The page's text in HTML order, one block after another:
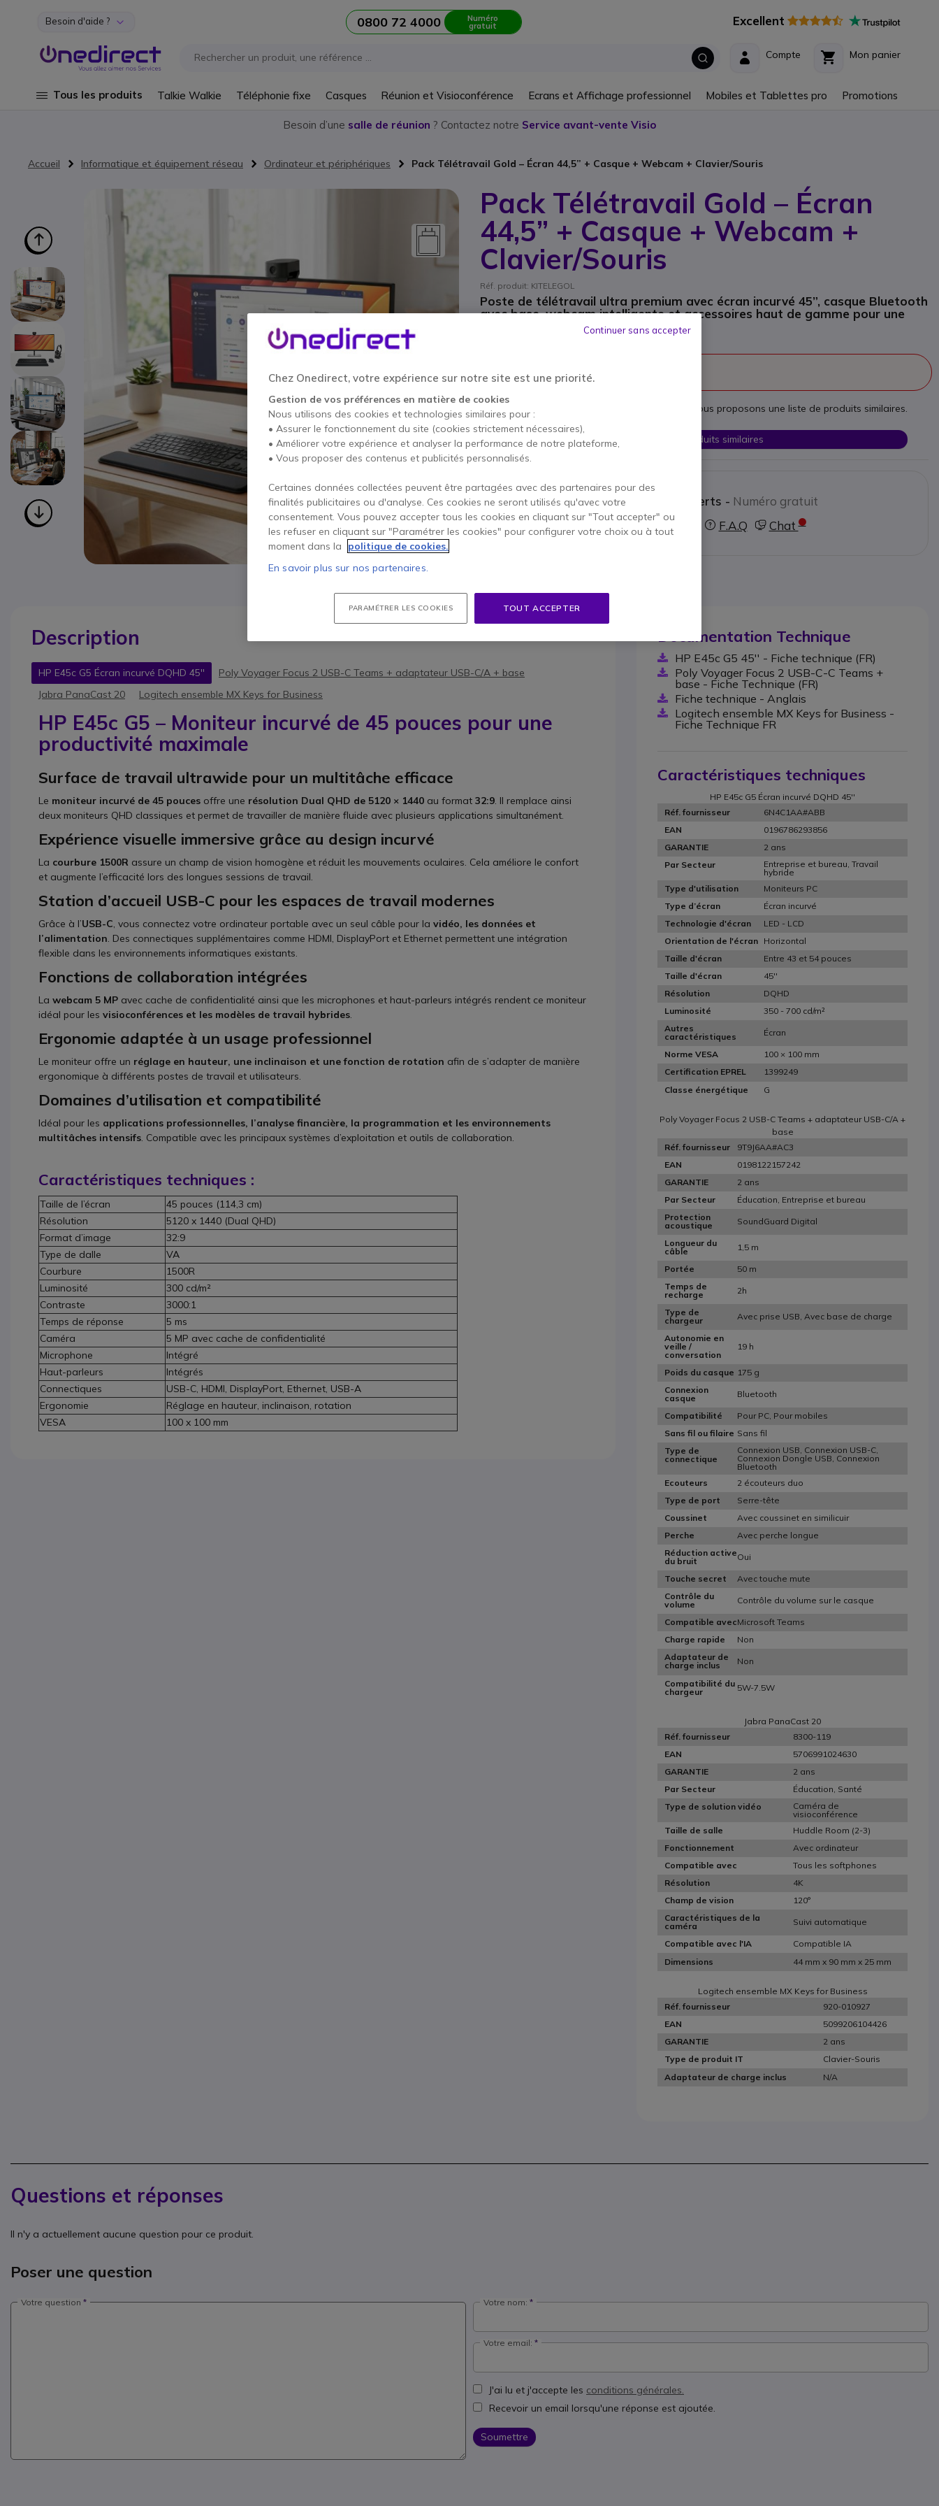
Aller au contenu
Besoin d'aide ? 0800 72 4000 Numéro
gratuit Excellent
Mon panier
Compte
Tous les produits Talkie Walkie Téléphonie fixe Casques Réunion et Visioconférence Ecrans et Affichage professionnel Mobiles et Tablettes pro Promotions
Besoin d’une salle de réunion ? Contactez notre Service avant-vente Visio
Accueil Informatique et équipement réseau Ordinateur et périphériques Pack Télétravail Gold – Écran 44,5” + Casque + Webcam + Clavier/Souris
Pack Télétravail Gold – Écran
44,5” + Casque + Webcam +
Clavier/Souris
Réf. produit: KITELEGOL
Poste de télétravail ultra premium avec écran incurvé 45”, casque Bluetooth
avec base, webcam intelligente et accessoires haut de gamme pour une
productivité maximale.
Ce produit n’est plus à la vente
Pour mieux répondre à vos besoins, nous vous proposons une liste de produits similaires.
Voir les produits similaires
Contactez nos experts - Numéro gratuit
0800 72 4000
F.A.Q Chat
Description
HP E45c G5 Écran incurvé DQHD 45''
Poly Voyager Focus 2 USB-C Teams + adaptateur USB-C/A + base
Jabra PanaCast 20
Logitech ensemble MX Keys for Business
HP E45c G5 – Moniteur incurvé de 45 pouces pour une
productivité maximale
Surface de travail ultrawide pour un multitâche efficace
Le moniteur incurvé de 45 pouces offre une résolution Dual QHD de 5120 × 1440 au format 32:9 . Il remplace ainsi
deux moniteurs QHD classiques et permet de travailler de manière fluide avec plusieurs applications simultanément.
Expérience visuelle immersive grâce au design incurvé
La courbure 1500R assure un champ de vision homogène et réduit les mouvements oculaires. Cela améliore le confort
et augmente l’efficacité lors des longues sessions de travail.
Station d’accueil USB-C pour les espaces de travail modernes
Grâce à l’USB-C , vous connectez votre ordinateur portable avec un seul câble pour la vidéo, les données et
l’alimentation . Des connectiques supplémentaires comme HDMI, DisplayPort et Ethernet permettent une intégration
flexible dans les environnements informatiques existants.
Fonctions de collaboration intégrées
La webcam 5 MP avec cache de confidentialité ainsi que les microphones et haut-parleurs intégrés rendent ce moniteur
idéal pour les visioconférences et les modèles de travail hybrides
Ergonomie adaptée à un usage professionnel
Le moniteur offre un réglage en hauteur, une inclinaison et une fonction de rotation afin de s’adapter de manière
ergonomique à différents postes de travail et utilisateurs.
Domaines d’utilisation et compatibilité
Idéal pour les applications professionnelles, l’analyse financière, la programmation et les environnements
multitâches intensifs . Compatible avec les principaux systèmes d’exploitation et outils de collaboration.
Caractéristiques techniques :
Taille de l’écran
45 pouces (114,3 cm)
Résolution
5120 x 1440 (Dual QHD)
Format d’image
32:9
Type de dalle
VA
Courbure
1500R
Luminosité
300 cd/m²
Contraste
3000:1
Temps de réponse
5 ms
Caméra
5 MP avec cache de confidentialité
Microphone
Intégré
Haut-parleurs
Intégrés
Connectiques
USB-C, HDMI, DisplayPort, Ethernet, USB-A
Ergonomie
Réglage en hauteur, inclinaison, rotation
VESA
100 x 100 mm
Documentation Technique
HP E45c G5 45'' - Fiche technique (FR)
Poly Voyager Focus 2 USB-C-C Teams +
base - Fiche Technique (FR)
Fiche technique - Anglais
Logitech ensemble MX Keys for Business -
Fiche Technique FR
Caractéristiques techniques
HP E45c G5 Écran incurvé DQHD 45''
Réf. fournisseur
6N4C1AA#ABB
EAN
0196786293856
GARANTIE
2 ans
Par Secteur
Entreprise et bureau, Travail
hybride
Type d'utilisation
Moniteurs PC
Type d’écran
Écran incurvé
Technologie d'écran
LED - LCD
Orientation de l'écran Horizontal
Taille d'écran
Entre 43 et 54 pouces
Taille d'écran
45''
Résolution
DQHD
Luminosité
350 - 700 cd/m²
Autres
caractéristiques
Écran
Norme VESA
100 × 100 mm
Certification EPREL
1399249
Classe énergétique
G
Poly Voyager Focus 2 USB-C Teams + adaptateur USB-C/A +
base
Réf. fournisseur
9T9J6AA#AC3
EAN
0198122157242
GARANTIE
2 ans
Par Secteur
Éducation, Entreprise et bureau
Protection
acoustique
SoundGuard Digital
Longueur du
câble
1,5 m
Portée
50 m
Temps de
recharge
2h
Type de
chargeur
Avec prise USB, Avec base de charge
Autonomie en
veille /
conversation
19 h
Poids du casque 175 g
Connexion
casque
Bluetooth
Compatibilité
Pour PC, Pour mobiles
Sans fil ou filaire Sans fil
Type de
connectique
Connexion USB, Connexion USB-C,
Connexion Dongle USB, Connexion
Bluetooth
Ecouteurs
2 écouteurs duo
Type de port
Serre-tête
Coussinet
Avec coussinet en similicuir
Perche
Avec perche longue
Réduction active
du bruit
Oui
Touche secret
Avec touche mute
Contrôle du
volume
Contrôle du volume sur le casque
Compatible avecMicrosoft Teams
Charge rapide
Non
Adaptateur de
charge inclus
Non
Compatibilité du
chargeur
5W-7.5W
Jabra PanaCast 20
Réf. fournisseur
8300-119
EAN
5706991024630
GARANTIE
2 ans
Par Secteur
Éducation, Santé
Type de solution vidéo
Caméra de
visioconférence
Taille de salle
Huddle Room (2-3)
Fonctionnement
Avec ordinateur
Compatible avec
Tous les softphones
Résolution
4K
Champ de vision
120°
Caractéristiques de la
caméra
Suivi automatique
Compatible avec l'IA
Compatible IA
Dimensions
44 mm x 90 mm x 25 mm
Logitech ensemble MX Keys for Business
Réf. fournisseur
920-010927
EAN
5099206104426
GARANTIE
2 ans
Type de produit IT
Clavier-Souris
Adaptateur de charge inclus
N/A
Questions et réponses
Il n'y a actuellement aucune question pour ce produit.
Poser une question
Votre question Votre nom:
Votre email:
J'ai lu et j'accepte les conditions générales.
Recevoir un email lorsqu'une réponse est ajoutée.
Soumettre
Chez Onedirect, votre expérience sur notre site est une priorité.
Gestion de vos préférences en matière de cookies
Nous utilisons des cookies et technologies similaires pour :
• Assurer le fonctionnement du site (cookies strictement nécessaires),
• Améliorer votre expérience et analyser la performance de notre plateforme,
• Vous proposer des contenus et publicités personnalisés.
Certaines données collectées peuvent être partagées avec des partenaires pour des
finalités publicitaires ou d'analyse. Ces cookies ne seront utilisés qu'avec votre
consentement. Vous pouvez accepter tous les cookies en cliquant sur "Tout accepter" ou
les refuser en cliquant sur "Paramétrer les cookies" pour configurer votre choix ou à tout
moment dans la
politique de cookies.
En savoir plus sur nos partenaires.
PARAMÉTRER LES COOKIES TOUT ACCEPTER
Continuer sans accepter